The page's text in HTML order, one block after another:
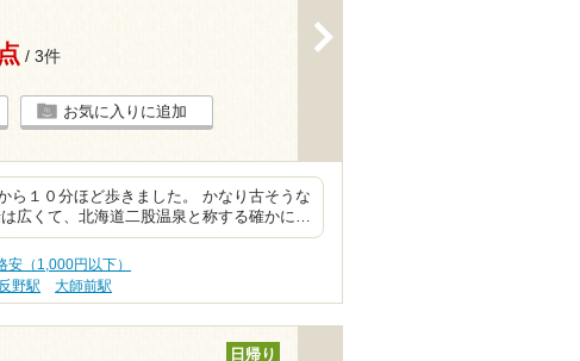
/ 3件
お気に入りに追加
ら１０分ほど歩きました。 かなり古そうな
広くて、北海道二股温泉と称する確かに…
安（1,000円以下）
野駅 大師前駅
日帰り